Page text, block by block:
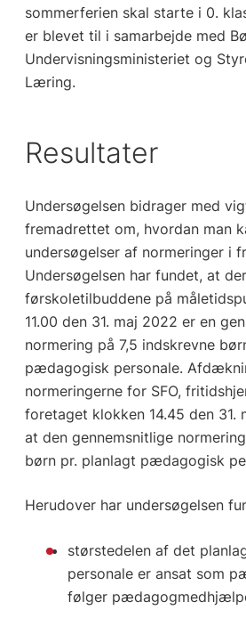
sommerferien skal starte i 0.
er blevet til i samarbejde med
Undervisningsministeriet og
Læring.
Resultater
Undersøgelsen bidrager med
fremadrettet om, hvordan man
undersøgelser af normeringer i
Undersøgelsen har fundet, at
førskoletilbuddene på
11.00 den 31. maj 2022 er en
normering på 7,5 indskrevne
pædagogisk personale.
normeringerne for SFO,
foretaget klokken 14.45 den 31.
at den gennemsnitlige
børn pr. planlagt pædagogisk
Herudover har undersøgelsen
størstedelen af det
personale er ansat som
følger